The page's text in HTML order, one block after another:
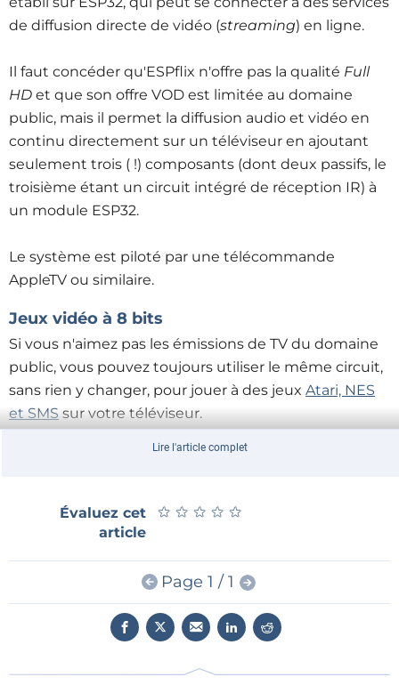
de diffusion directe de vidéo (streaming) en ligne.
Il faut concéder qu'ESPflix n'offre pas la qualité Full
HD et que son offre VOD est limitée au domaine
public, mais il permet la diffusion audio et vidéo en
continu directement sur un téléviseur en ajoutant
seulement trois ( !) composants (dont deux passifs, le
troisième étant un circuit intégré de réception IR) à
un module ESP32.
Le système est piloté par une télécommande
AppleTV ou similaire.
Jeux vidéo à 8 bits
Si vous n'aimez pas les émissions de TV du domaine
public, vous pouvez toujours utiliser le même circuit,
sans rien y changer, pour jouer à des jeux Atari, NES
et SMSsur votre téléviseur.
Lire l'article complet
Évaluez cet
article
★ ★ ★ ★ ★
★ ★ ★ ★ ★
Page 1 / 1